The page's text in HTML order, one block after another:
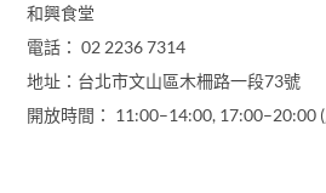
和興食堂
電話： 02 2236 7314
地址：台北市文山區木柵路一段73號
開放時間： 11:00–14:00, 17:00–20:00